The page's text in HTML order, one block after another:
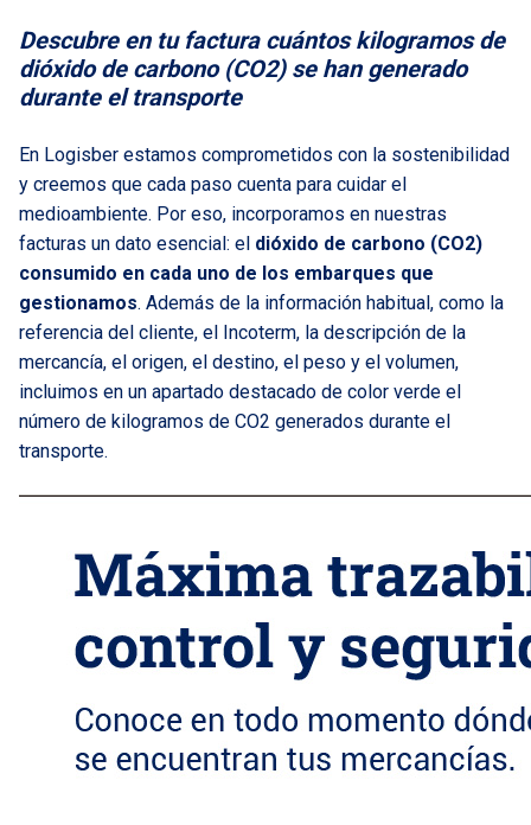
Descubre en tu factura cuántos kilogramos de
dióxido de carbono (CO2) se han generado
durante el transporte
En Logisber estamos comprometidos con la sostenibilidad
y creemos que cada paso cuenta para cuidar el
medioambiente. Por eso, incorporamos en nuestras
facturas un dato esencial: el dióxido de carbono (CO2)
consumido en cada uno de los embarques que
gestionamos. Además de la información habitual, como la
referencia del cliente, el Incoterm, la descripción de la
mercancía, el origen, el destino, el peso y el volumen,
incluimos en un apartado destacado de color verde el
número de kilogramos de CO2 generados durante el
transporte.